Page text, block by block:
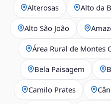
Alterosas Alto da
Alto São João
Área Rural de Montes
Bela Paisagem
Camilo Prates